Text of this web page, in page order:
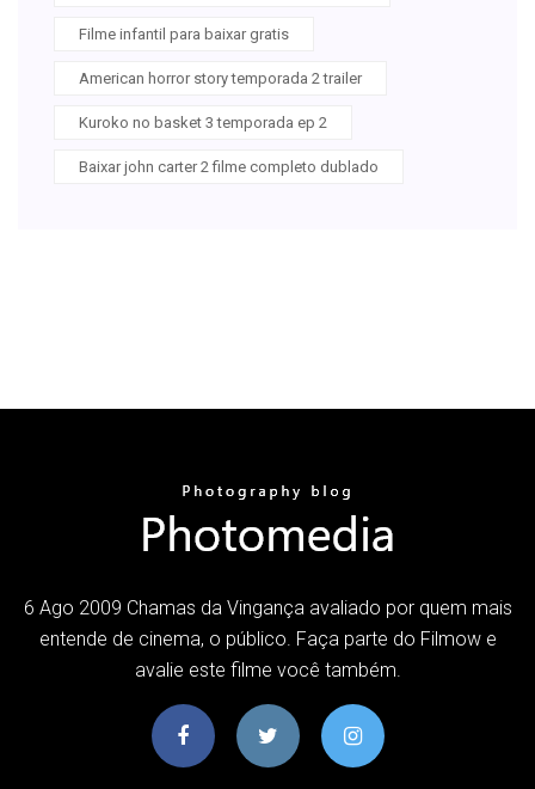
Filme infantil para baixar gratis
American horror story temporada 2 trailer
Kuroko no basket 3 temporada ep 2
Baixar john carter 2 filme completo dublado
6 Ago 2009 Chamas da Vingança avaliado por quem mais
entende de cinema, o público. Faça parte do Filmow e
avalie este filme você também.